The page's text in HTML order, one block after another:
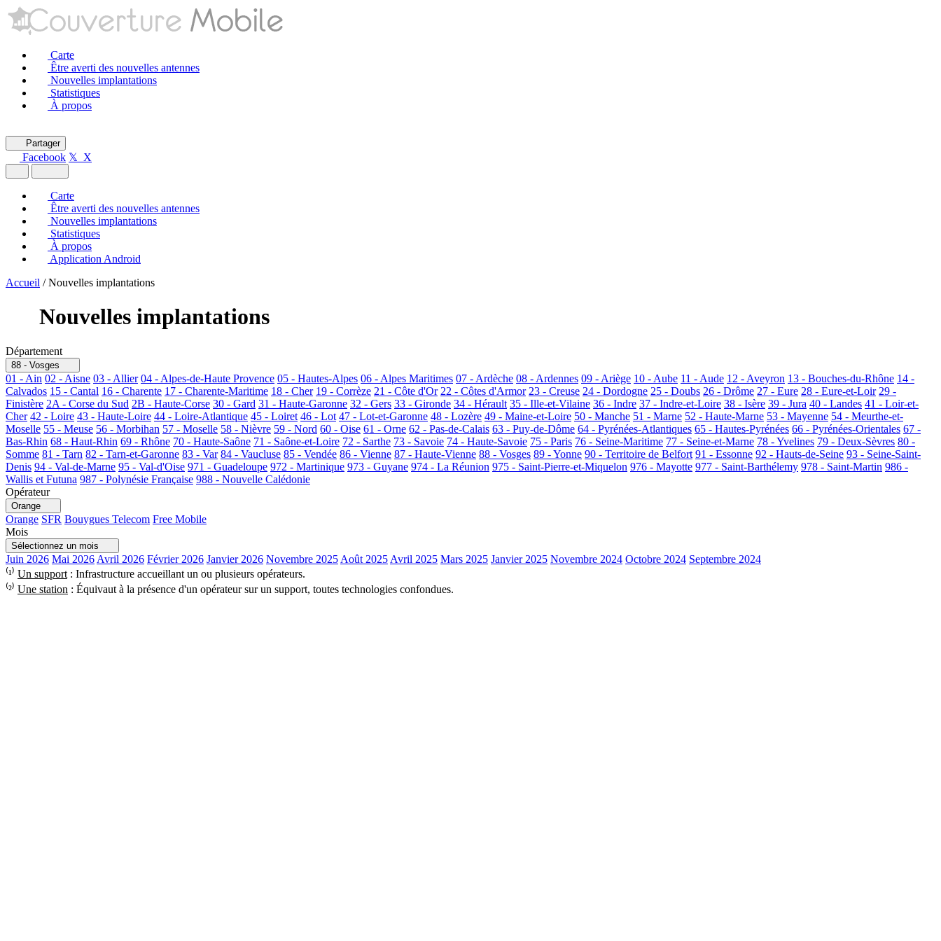
Carte
Être averti des nouvelles antennes
Nouvelles implantations
Statistiques
À propos
Partager
Facebook 𝕏 X
Carte
Être averti des nouvelles antennes
Nouvelles implantations
Statistiques
À propos
Application Android
Accueil / Nouvelles implantations
Nouvelles implantations
Département
88 - Vosges
01 - Ain 02 - Aisne 03 - Allier 04 - Alpes-de-Haute Provence 05 - Hautes-Alpes 06 - Alpes Maritimes 07 - Ardèche 08 - Ardennes 09 - Ariège 10 - Aube 11 - Aude 12 - Aveyron 13 - Bouches-du-Rhône 14 -
Calvados 15 - Cantal 16 - Charente 17 - Charente-Maritime 18 - Cher 19 - Corrèze 21 - Côte d'Or 22 - Côtes d'Armor 23 - Creuse 24 - Dordogne 25 - Doubs 26 - Drôme 27 - Eure 28 - Eure-et-Loir 29 -
Finistère 2A - Corse du Sud 2B - Haute-Corse 30 - Gard 31 - Haute-Garonne 32 - Gers 33 - Gironde 34 - Hérault 35 - Ille-et-Vilaine 36 - Indre 37 - Indre-et-Loire 38 - Isère 39 - Jura 40 - Landes 41 - Loir-et-
Cher 42 - Loire 43 - Haute-Loire 44 - Loire-Atlantique 45 - Loiret 46 - Lot 47 - Lot-et-Garonne 48 - Lozère 49 - Maine-et-Loire 50 - Manche 51 - Marne 52 - Haute-Marne 53 - Mayenne 54 - Meurthe-et-
Moselle 55 - Meuse 56 - Morbihan 57 - Moselle 58 - Nièvre 59 - Nord 60 - Oise 61 - Orne 62 - Pas-de-Calais 63 - Puy-de-Dôme 64 - Pyrénées-Atlantiques 65 - Hautes-Pyrénées 66 - Pyrénées-Orientales 67 -
Bas-Rhin 68 - Haut-Rhin 69 - Rhône 70 - Haute-Saône 71 - Saône-et-Loire 72 - Sarthe 73 - Savoie 74 - Haute-Savoie 75 - Paris 76 - Seine-Maritime 77 - Seine-et-Marne 78 - Yvelines 79 - Deux-Sèvres 80 -
Somme 81 - Tarn 82 - Tarn-et-Garonne 83 - Var 84 - Vaucluse 85 - Vendée 86 - Vienne 87 - Haute-Vienne 88 - Vosges 89 - Yonne 90 - Territoire de Belfort 91 - Essonne 92 - Hauts-de-Seine 93 - Seine-Saint-
Denis 94 - Val-de-Marne 95 - Val-d'Oise 971 - Guadeloupe 972 - Martinique 973 - Guyane 974 - La Réunion 975 - Saint-Pierre-et-Miquelon 976 - Mayotte 977 - Saint-Barthélemy 978 - Saint-Martin 986 -
Wallis et Futuna 987 - Polynésie Française 988 - Nouvelle Calédonie
Opérateur
Orange
Orange SFR Bouygues Telecom Free Mobile
Mois
Sélectionnez un mois
Juin 2026 Mai 2026 Avril 2026 Février 2026 Janvier 2026 Novembre 2025 Août 2025 Avril 2025 Mars 2025 Janvier 2025 Novembre 2024 Octobre 2024 Septembre 2024
⁽¹⁾ Un support : Infrastructure accueillant un ou plusieurs opérateurs.
⁽²⁾ Une station : Équivaut à la présence d'un opérateur sur un support, toutes technologies confondues.